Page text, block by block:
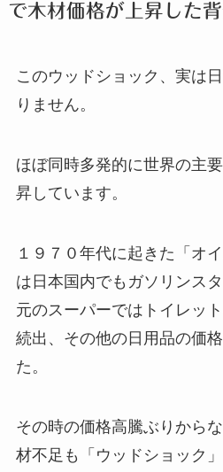
で木材価格が上昇した
このウッドショック、実は
りません。
ほぼ同時多発的に世界の主
昇しています。
１９７０年代に起きた「オ
は日本国内でもガソリンス
元のスーパーではトイレッ
続出、その他の日用品の価
た。
その時の価格高騰ぶりから
材不足も「ウッドショック